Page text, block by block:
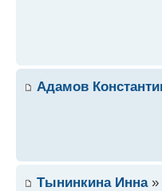
Адамов
Тынинкина Инна»